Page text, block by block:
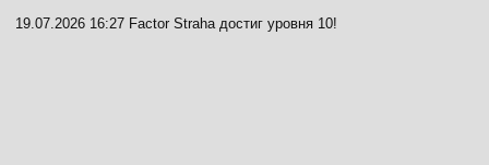
19.07.2026 16:27 Factor Straha достиг уровня 10!